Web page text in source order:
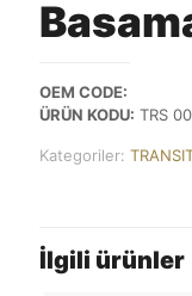
OEM CODE:
ÜRÜN KODU: TRS
Kategoriler:
İlgili ürünler